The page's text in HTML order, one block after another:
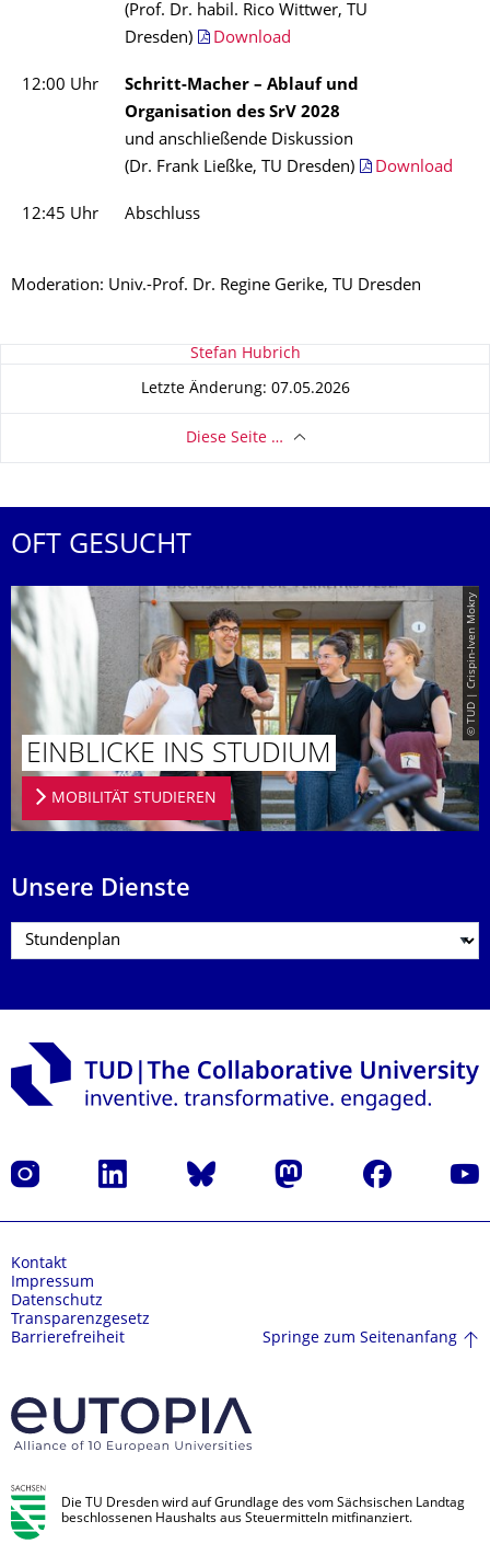
(Prof. Dr. habil. Rico Wittwer, TU
Dresden)
Download
12:00 Uhr
Schritt-Macher – Ablauf und
Organisation des SrV 2028
und anschließende Diskussion
(Dr. Frank Ließke, TU Dresden)
Download
12:45 Uhr Abschluss
Moderation: Univ.-Prof. Dr. Regine Gerike, TU Dresden
Zu dieser Seite Stefan Hubrich
Letzte Änderung: 07.05.2026
Diese Seite …
OFT GESUCHT
© TUD | Crispin-Iven Mokry
EINBLICKE INS STUDIUM
MOBILITÄT STUDIEREN
Unsere Dienste
Instagram LinkedIn Bluesky Mastodon Facebook
Kontakt
Impressum
Datenschutz
Transparenzgesetz
Barrierefreiheit
Springe zum Seitenanfang
Die TU Dresden wird auf Grundlage des vom Sächsischen Landtag
beschlossenen Haushalts aus Steuermitteln mitfinanziert.